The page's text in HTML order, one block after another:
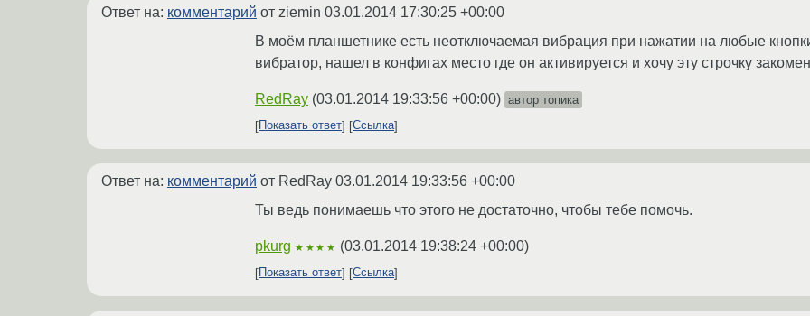
Ответ на: комментарий от ziemin 03.01.2014 17:30:25 +00:00
В моём планшетнике есть неотключаемая вибрация при нажатии на любые
вибратор, нашел в конфигах место где он активируется и хочу эту строчку
RedRay (03.01.2014 19:33:56 +00:00) автор топика
Показать ответ
Ссылка
Ответ на: комментарий от RedRay 03.01.2014 19:33:56 +00:00
Ты ведь понимаешь что этого не достаточно, чтобы тебе помочь.
pkurg ★★★★ (03.01.2014 19:38:24 +00:00)
Показать ответ Ссылка